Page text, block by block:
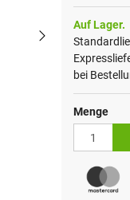
Auf Lager.
bei
Menge